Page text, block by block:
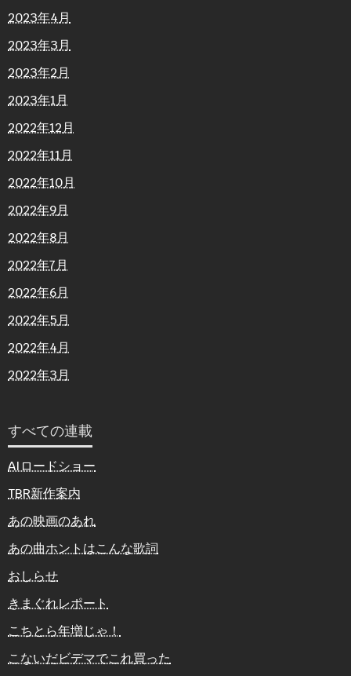
2023年4月
2023年3月
2023年2月
2023年1月
2022年12月
2022年11月
2022年10月
2022年9月
2022年8月
2022年7月
2022年6月
2022年5月
2022年4月
2022年3月
すべての連載
AIロードショー
TBR新作案内
あの映画のあれ
あの曲ホントはこんな歌詞
おしらせ
きまぐれレポート
こちとら年増じゃ！
こないだビデマでこれ買った